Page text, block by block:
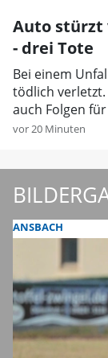
Auto stürzt
- drei Tote
Bei einem
tödlich
auch Folgen
vor 20 Minuten
ANSBACH